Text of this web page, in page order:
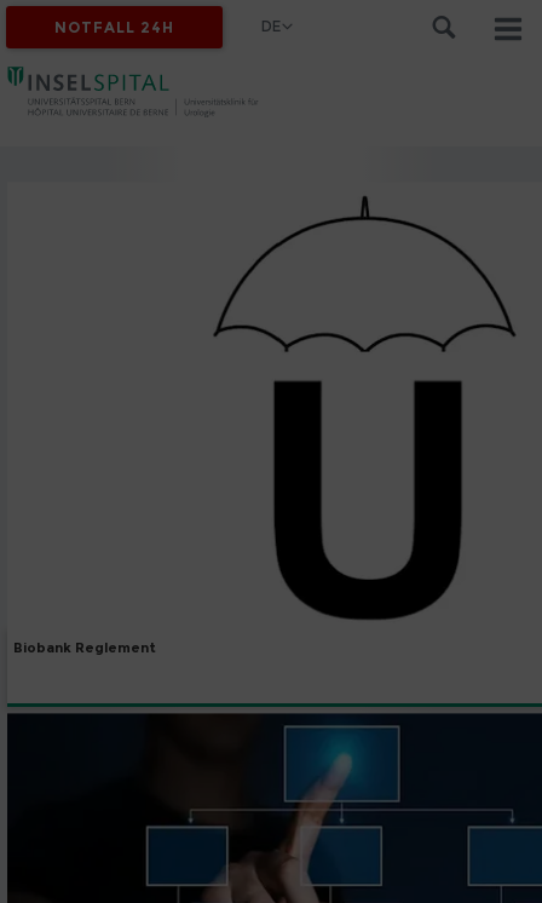
NOTFALL 24H DE
Biobank Reglement